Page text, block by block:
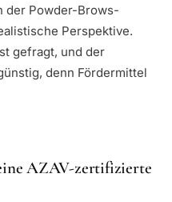
der Powder-Brows-
Perspektive.
gefragt, und der
denn Fördermittel
AZAV-zertifizierte